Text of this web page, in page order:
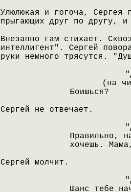
Улюлюкая и гогоча, Сергея
прыгающих друг по другу,
Внезапно гам стихает.
интеллигент". Сергей
руки немного трясутся.
(на
Боишься?
Сергей не отвечает.
Правильно,
хочешь.
Сергей молчит.
Шанс тебе